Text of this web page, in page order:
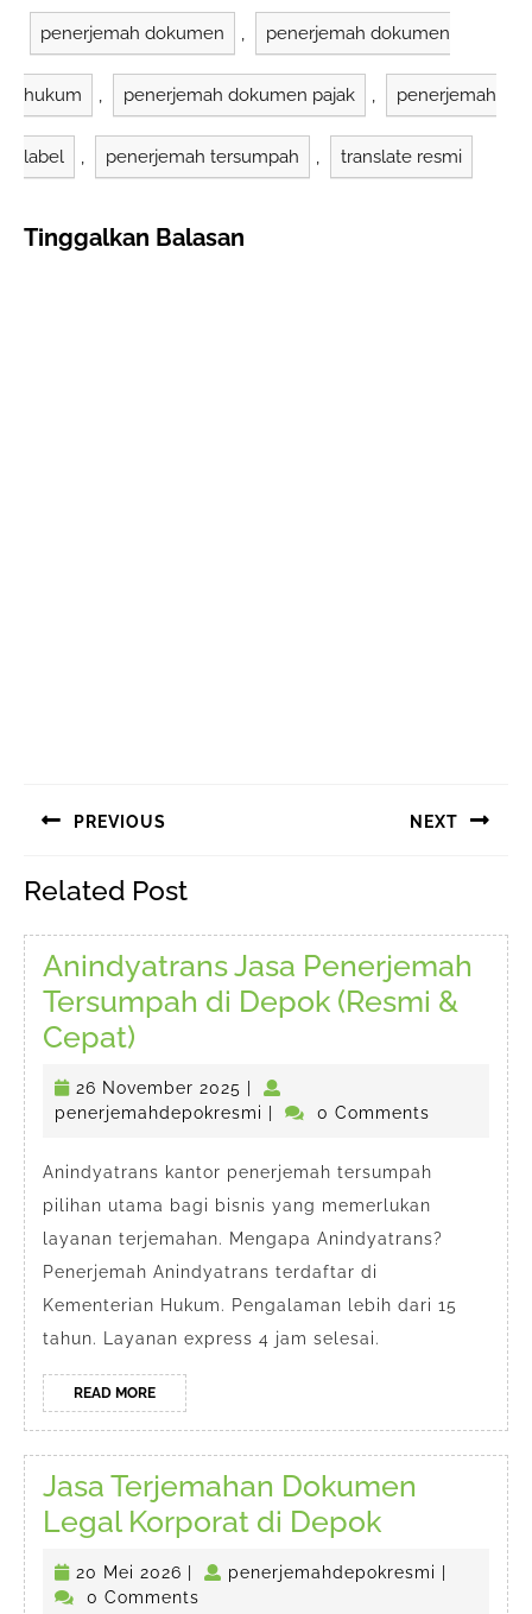
penerjemah dokumen , penerjemah dokumen
hukum , penerjemah dokumen pajak , penerjemah
label , penerjemah tersumpah , translate resmi
Tinggalkan Balasan
pos
PREVIOUS
post:
NEXT
Related Post
Anindyatrans Jasa Penerjemah
Tersumpah di Depok (Resmi &
Cepat)
Jasa
Penerjemah
di
Depok
(Resmi
&
Cepat)
26 November 2025 26
November
penerjemahdepokresmi penerjemahdepokresmi
0 Comments
Anindyatrans kantor penerjemah tersumpah
pilihan utama bagi bisnis yang memerlukan
layanan terjemahan. Mengapa Anindyatrans?
Penerjemah Anindyatrans terdaftar di
Kementerian Hukum. Pengalaman lebih dari 15
tahun. Layanan express 4 jam selesai.
READ MOREREAD
MORE
Jasa Terjemahan Dokumen
Legal Korporat di DepokJasa
Dokumen
20 Mei 2026 20
Mei
penerjemahdepokresmi
0 Comments